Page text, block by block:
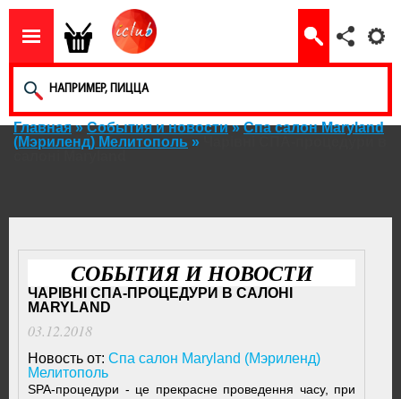
Главная »События и новости »Спа салон Maryland
(Мэриленд) Мелитополь »
СОБЫТИЯ И НОВОСТИ
ЧАРІВНІ СПА-ПРОЦЕДУРИ В САЛОНІ
MARYLAND
03.12.2018
Новость от: Спа салон Maryland (Мэриленд)
Мелитополь
SPA-процедури - це прекрасне проведення часу, при